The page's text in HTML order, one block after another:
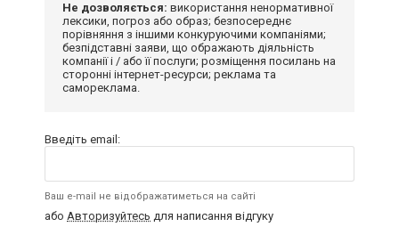
Не дозволяється: використання ненормативної
лексики, погроз або образ; безпосереднє
порівняння з іншими конкуруючими компаніями;
безпідставні заяви, що ображають діяльність
компанії і / або її послуги; розміщення посилань на
сторонні інтернет-ресурси; реклама та
самореклама.
Введіть email:
Ваш e-mail не відображатиметься на сайті
або Авторизуйтесь для написання відгуку